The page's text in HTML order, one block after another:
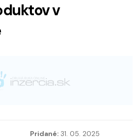
v
Pridané: 31. 05. 2025